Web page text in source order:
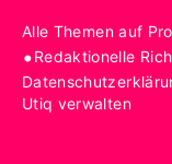
Alle Themen auf
•Redaktionelle
Utiq verwalten